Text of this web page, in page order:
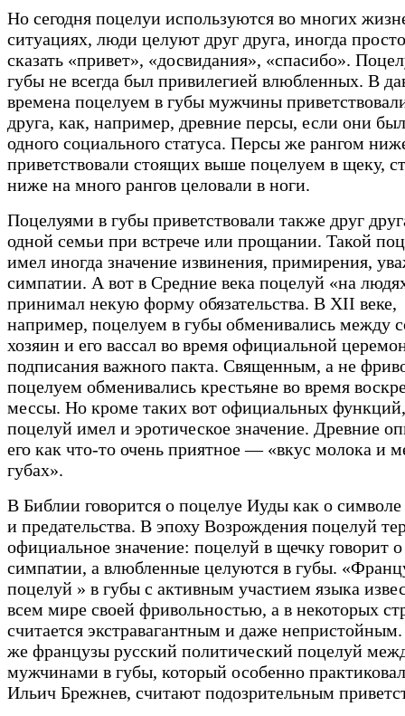
Но сегодня поцелуи используются во многих
ситуациях, люди целуют друг друга, иногда
сказать «привет», «досвидания», «спасибо».
губы не всегда был привилегией влюбленных. В
времена поцелуем в губы мужчины
друга, как, например, древние персы, если они
одного социального статуса. Персы же рангом
приветствовали стоящих выше поцелуем в щеку,
ниже на много рангов целовали в ноги.
Поцелуями в губы приветствовали также друг
одной семьи при встрече или прощании. Такой
имел иногда значение извинения, примирения,
симпатии. А вот в Средние века поцелуй «на
принимал некую форму обязательства. В XII веке,
например, поцелуем в губы обменивались между
хозяин и его вассал во время официальной
подписания важного пакта. Священным, а не
поцелуем обменивались крестьяне во время
мессы. Но кроме таких вот официальных функций,
поцелуй имел и эротическое значение. Древние
его как что-то очень приятное — «вкус молока и
губах».
В Библии говорится о поцелуе Иуды как о
и предательства. В эпоху Возрождения поцелуй
официальное значение: поцелуй в щечку говорит о
симпатии, а влюбленные целуются в губы.
поцелуй » в губы с активным участием языка
всем мире своей фривольностью, а в некоторых
считается экстравагантным и даже
же французы русский политический поцелуй
мужчинами в губы, который особенно
Ильич Брежнев, считают подозрительным